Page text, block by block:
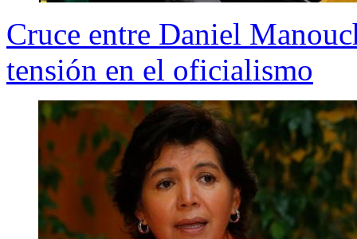
Cruce entre Daniel
tensión en el oficialismo